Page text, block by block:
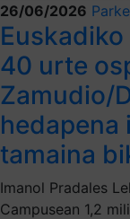
26/06/2026
40 urte
Zamudio/
hedapena
tamaina
Imanol Pradales
Campusean 1,2